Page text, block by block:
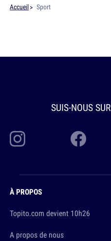
Accueil Sport
SUIS-NOUS SUR
À PROPOS
Topito.com devient 10h26
A propos de nous